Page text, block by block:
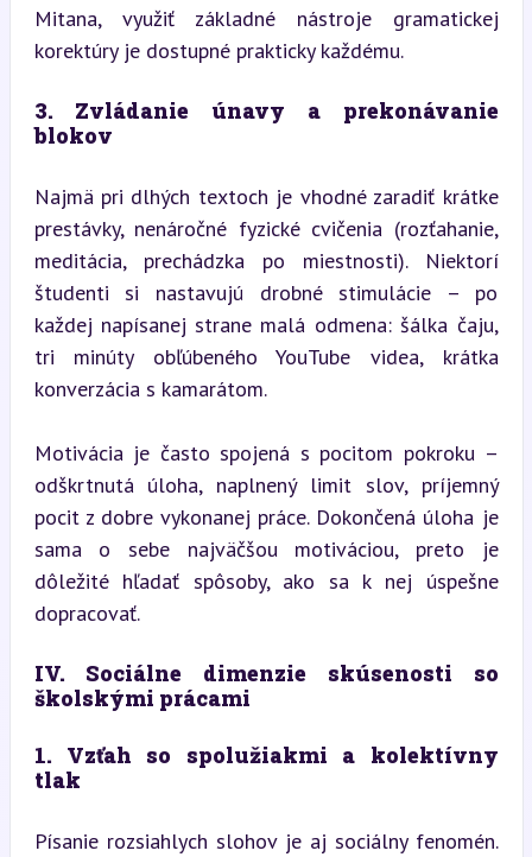
Mitana, využiť základné nástroje gramatickej
korektúry je dostupné prakticky každému.
3. Zvládanie únavy a prekonávanie
blokov
Najmä pri dlhých textoch je vhodné zaradiť krátke
prestávky, nenáročné fyzické cvičenia (rozťahanie,
meditácia, prechádzka po miestnosti). Niektorí
študenti si nastavujú drobné stimulácie – po
každej napísanej strane malá odmena: šálka čaju,
tri minúty obľúbeného YouTube videa, krátka
konverzácia s kamarátom.
Motivácia je často spojená s pocitom pokroku –
odškrtnutá úloha, naplnený limit slov, príjemný
pocit z dobre vykonanej práce. Dokončená úloha je
sama o sebe najväčšou motiváciou, preto je
dôležité hľadať spôsoby, ako sa k nej úspešne
dopracovať.
IV. Sociálne dimenzie skúsenosti so
školskými prácami
1. Vzťah so spolužiakmi a kolektívny
tlak
Písanie rozsiahlych slohov je aj sociálny fenomén.